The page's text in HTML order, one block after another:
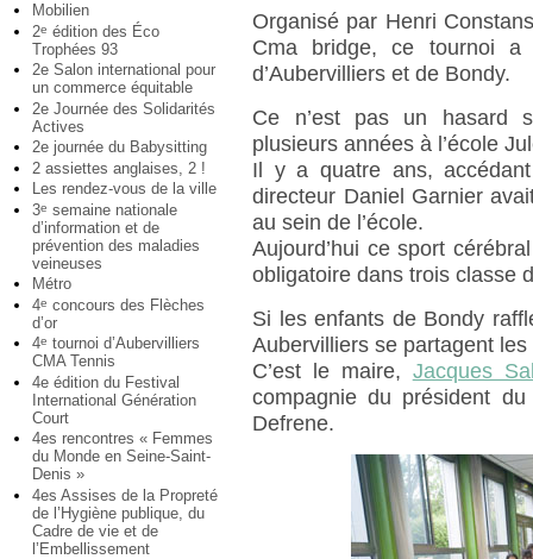
Mobilien
2e édition des Éco
Trophées 93
2e Salon international pour
un commerce équitable
2e Journée des Solidarités
Actives
2e journée du Babysitting
2 assiettes anglaises, 2 !
Les rendez-vous de la ville
3e semaine nationale
d’information et de
prévention des maladies
veineuses
Métro
4e concours des Flèches
d’or
4e tournoi d’Aubervilliers
CMA Tennis
4e édition du Festival
International Génération
Court
4es rencontres « Femmes
du Monde en Seine-Saint-
Denis »
4es Assises de la Propreté
de l’Hygiène publique, du
Cadre de vie et de
l’Embellissement
Organisé par Henri
Cma bridge, ce tournoi
d’Aubervilliers et de Bondy.
Ce n’est pas un hasard
plusieurs années à l’école
Il y a quatre ans,
directeur Daniel Garnier
au sein de l’école.
Aujourd’hui ce sport
obligatoire dans trois classe
Si les enfants de Bondy
Aubervilliers se partagent
C’est le maire, Jacques
compagnie du président
Defrene.